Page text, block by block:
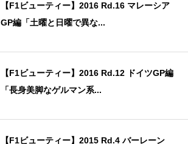
【F1ビューティー】2016 Rd.16 マレーシア
GP編「土曜と日曜で異な...
【F1ビューティー】2016 Rd.12 ドイツGP編
「長身美脚なゲルマン系...
【F1ビューティー】2015 Rd.4 バーレーン